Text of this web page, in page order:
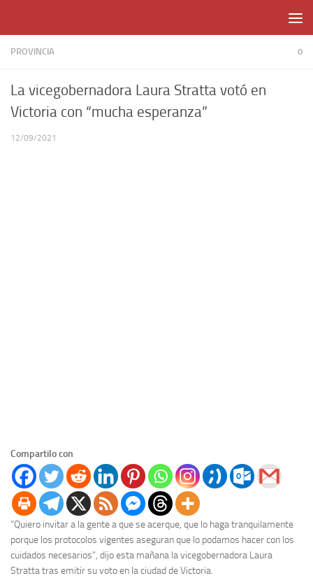
PROVINCIA 0
La vicegobernadora Laura Stratta votó en
Victoria con “mucha esperanza”
12/09/2021
Compartilo con
“Quiero invitar a la gente a que se acerque, que lo haga tranquilamente
porque los protocolos vigentes aseguran que lo podamos hacer con los
cuidados necesarios”, dijo esta mañana la vicegobernadora Laura
Stratta tras emitir su voto en la ciudad de Victoria.